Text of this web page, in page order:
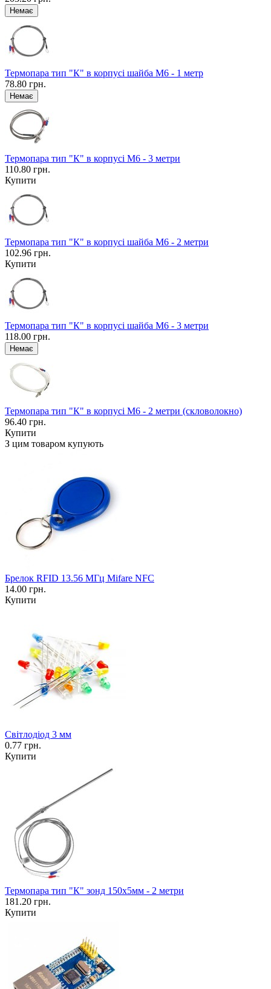
Термопара тип "К" в корпусі шайба М6 - 1 метр
78.80 грн.
Термопара тип "К" в корпусі М6 - 3 метри
110.80 грн.
Купити
Термопара тип "К" в корпусі шайба М6 - 2 метри
102.96 грн.
Купити
Термопара тип "К" в корпусі шайба М6 - 3 метри
118.00 грн.
Термопара тип "К" в корпусі М6 - 2 метри (скловолокно)
96.40 грн.
Купити
З цим товаром купують
Брелок RFID 13.56 МГц Mifare NFC
14.00 грн.
Купити
Світлодіод 3 мм
0.77 грн.
Купити
Термопара тип "К" зонд 150x5мм - 2 метри
181.20 грн.
Купити